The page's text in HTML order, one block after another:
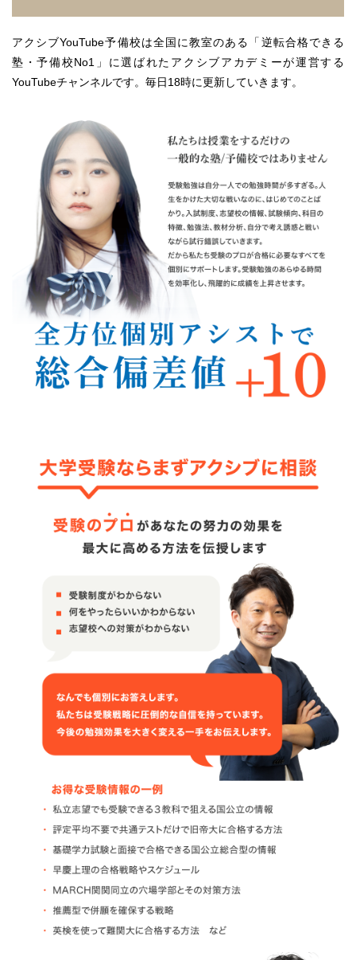
アクシブYouTube予備校は全国に教室のある「逆転合格できる
塾・予備校No1 」に選ばれたアクシブアカデミーが運営する
YouTubeチャンネルです。毎日18時に更新していきます。